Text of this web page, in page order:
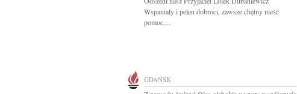
Wspaniały i pełen dobroci, zawsze chętny nieść
pomoc....
GDAŃSK